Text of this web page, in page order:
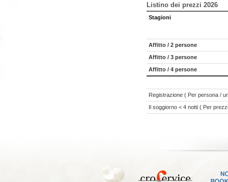
Listino dei prezzi 2026
Stagioni
Affitto / 2 persone
Affitto / 3 persone
Affitto / 4 persone
Registrazione ( Per persona /
Il soggiorno < 4 notti ( Per